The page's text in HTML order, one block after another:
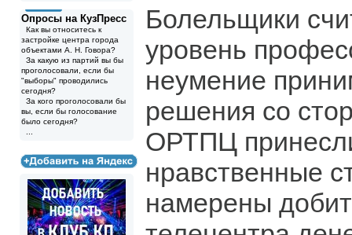
Опросы на КузПресс
Как вы относитесь к
застройке центра города
объектами А. Н. Говора?
За какую из партий вы бы
проголосовали, если бы
"выборы" проводились
сегодня?
За кого проголосовали бы
вы, если бы голосование
было сегодня?
Болельщики
уровень
неумение
решения со
ОРТПЦ
нравственные
намерены